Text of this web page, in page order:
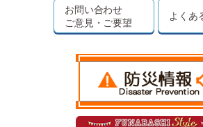
お問い合わせ
ご意見・ご要望
よくあ